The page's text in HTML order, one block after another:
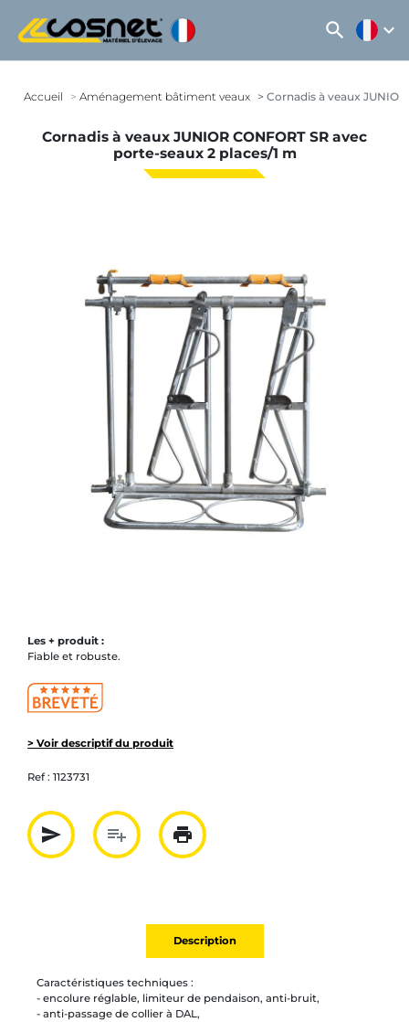
search expand_more
Accueil Aménagement bâtiment veaux Cornadis à veaux
Cornadis à veaux JUNIOR CONFORT SR avec
porte-seaux 2 places/1 m
Les + produit :
Fiable et robuste.
> Voir descriptif du produit
Ref : 1123731
send
Partager par mail
playlist_add
Ajouter à la liste
print
Imprimer
Description
Caractéristiques techniques :
- encolure réglable, limiteur de pendaison, anti-bruit,
- anti-passage de collier à DAL,